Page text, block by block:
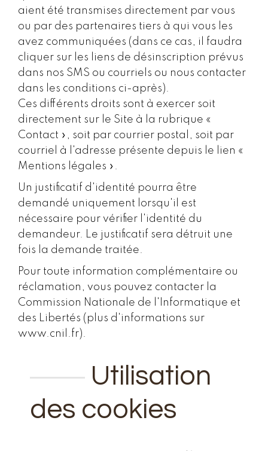
aient été transmises directement par vous
ou par des partenaires tiers à qui vous les
avez communiquées (dans ce cas, il faudra
cliquer sur les liens de désinscription prévus
dans nos SMS ou courriels ou nous contacter
dans les conditions ci-après).
Ces différents droits sont à exercer soit
directement sur le Site à la rubrique «
Contact », soit par courrier postal, soit par
courriel à l'adresse présente depuis le lien «
Mentions légales ».
Un justificatif d'identité pourra être
demandé uniquement lorsqu'il est
nécessaire pour vérifier l'identité du
demandeur. Le justificatif sera détruit une
fois la demande traitée.
Pour toute information complémentaire ou
réclamation, vous pouvez contacter la
Commission Nationale de l'Informatique et
des Libertés (plus d'informations sur
www.cnil.fr).
Utilisation
des cookies